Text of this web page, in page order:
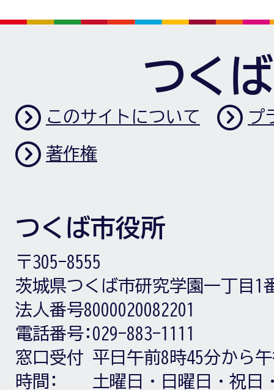
つく
このサイトについて プ
著作権
つくば市役所
〒305-8555
茨城県つくば市研究学園一丁目1
法人番号8000020082201
電話番号: 029-883-1111
窓口受付
時間:
平日午前8時45分から
土曜日・日曜日・祝日